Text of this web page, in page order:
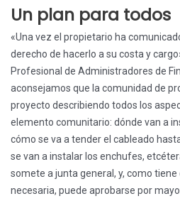
Un plan para todos
«Una vez el propietario ha
derecho de hacerlo a su costa y
Profesional de Administradores de
aconsejamos que la comunidad de
proyecto describiendo todos los
elemento comunitario: dónde van a
cómo se va a tender el cableado
se van a instalar los enchufes,
somete a junta general, y, como
necesaria, puede aprobarse por